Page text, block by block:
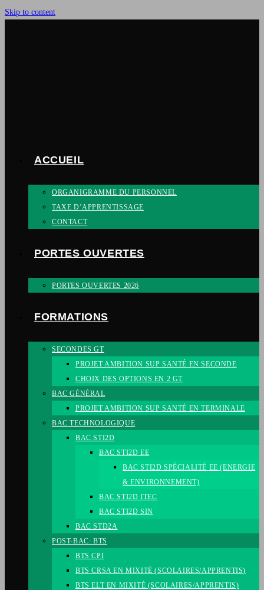
Skip to content
ACCUEIL
ORGANIGRAMME DU PERSONNEL
TAXE D’APPRENTISSAGE
CONTACT
PORTES OUVERTES
PORTES OUVERTES 2026
FORMATIONS
SECONDES GT
PROJET AMBITION SUP SANTÉ EN SECONDE
CHOIX DES OPTIONS EN 2 GT
BAC GÉNÉRAL
PROJET AMBITION SUP SANTÉ EN TERMINALE
BAC TECHNOLOGIQUE
BAC STI2D
BAC STI2D EE
BAC STI2D SPÉCIALITÉ EE (ENERGIE
& ENVIRONNEMENT)
BAC STI2D ITEC
BAC STI2D SIN
BAC STD2A
POST-BAC: BTS
BTS CPI
BTS CRSA EN MIXITÉ (SCOLAIRES/APPRENTIS)
BTS ELT EN MIXITÉ (SCOLAIRES/APPRENTIS)